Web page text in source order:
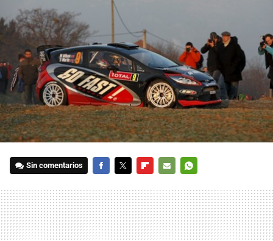
Sin comentarios
MAIL